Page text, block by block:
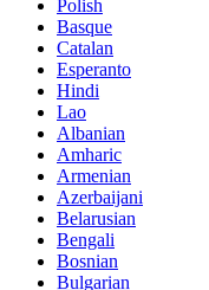
Polish
Basque
Catalan
Esperanto
Hindi
Lao
Albanian
Amharic
Armenian
Azerbaijani
Belarusian
Bengali
Bosnian
Bulgarian